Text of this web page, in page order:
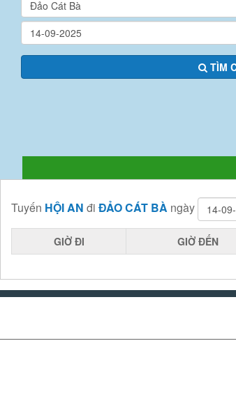
TÌM
Tuyến HỘI AN đi ĐẢO CÁT BÀ ngày
GIỜ ĐI GIỜ ĐẾN